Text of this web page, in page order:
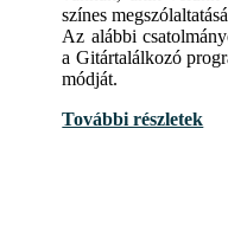
színes
Az alábbi
a Gitártalálkozó
módját.
További részletek